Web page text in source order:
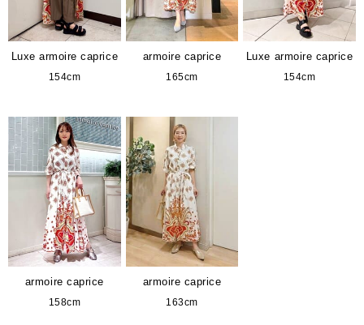
Luxe armoire caprice
154cm
armoire caprice
165cm
Luxe armoire caprice
154cm
armoire caprice
158cm
armoire caprice
163cm